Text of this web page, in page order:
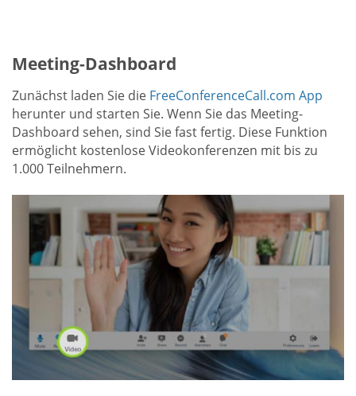
Meeting-Dashboard
Zunächst laden Sie die FreeConferenceCall.com App
herunter und starten Sie. Wenn Sie das Meeting-
Dashboard sehen, sind Sie fast fertig. Diese Funktion
ermöglicht kostenlose Videokonferenzen mit bis zu
1.000 Teilnehmern.